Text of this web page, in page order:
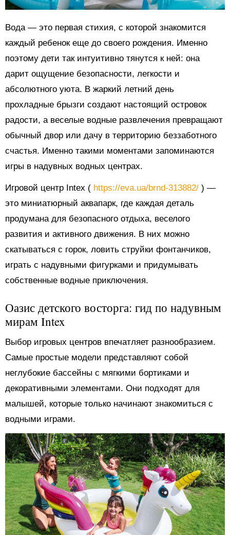
Вода — это первая стихия, с которой знакомится
каждый ребенок еще до своего рождения. Именно
поэтому дети так интуитивно тянутся к ней: она
дарит ощущение безопасности, легкости и
абсолютного уюта. В жаркий летний день
прохладные брызги создают настоящий островок
радости, а веселые водные развлечения превращают
обычный двор или дачу в территорию беззаботного
счастья. Именно такими моментами запоминаются
игры в надувных водных центрах.
Игровой центр Intex ( https://eva.ua/brnd-313882/ ) —
это миниатюрный аквапарк, где каждая деталь
продумана для безопасного отдыха, веселого
развития и активного движения. В них можно
скатываться с горок, ловить струйки фонтанчиков,
играть с надувными фигурками и придумывать
собственные водные приключения.
Оазис детского восторга: гид по надувным
мирам Intex
Выбор игровых центров впечатляет разнообразием.
Самые простые модели представляют собой
неглубокие бассейны с мягкими бортиками и
декоративными элементами. Они подходят для
малышей, которые только начинают знакомиться с
водными играми.